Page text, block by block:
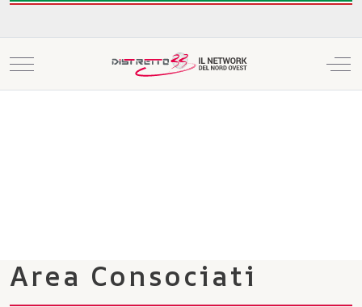
Mobile Menu Toggle
Area Consociati